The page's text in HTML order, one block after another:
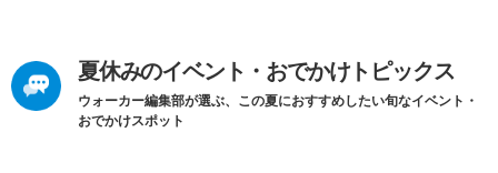
夏休みのイベント・おでかけトピックス
ウォーカー編集部が選ぶ、この夏におすすめしたい旬なイベント・
おでかけスポット